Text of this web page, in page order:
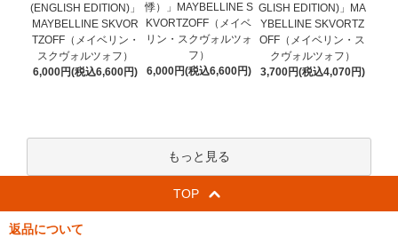
(ENGLISH EDITION)」
MAYBELLINE SKVOR
TZOFF（メイベリン・
スクヴォルツォフ）
6,000円(税込6,600円)
悸）」MAYBELLINE S
KVORTZOFF（メイベ
リン・スクヴォルツォ
フ）
6,000円(税込6,600円)
GLISH EDITION)」MA
YBELLINE SKVORTZ
OFF（メイベリン・ス
クヴォルツォフ）
3,700円(税込4,070円)
もっと見る
TOP
返品について